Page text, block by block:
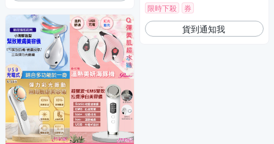
限時下殺 券
貨到通知我